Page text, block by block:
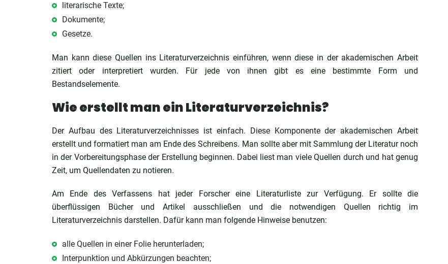
literarische Texte;
Dokumente;
Gesetze.
Man kann diese Quellen ins Literaturverzeichnis einführen, wenn diese in der akademischen Arbeit
zitiert oder interpretiert wurden. Für jede von ihnen gibt es eine bestimmte Form und
Bestandselemente.
Wie erstellt man ein Literaturverzeichnis?
Der Aufbau des Literaturverzeichnisses ist einfach. Diese Komponente der akademischen Arbeit
erstellt und formatiert man am Ende des Schreibens. Man sollte aber mit Sammlung der Literatur noch
in der Vorbereitungsphase der Erstellung beginnen. Dabei liest man viele Quellen durch und hat genug
Zeit, um Quellendaten zu notieren.
Am Ende des Verfassens hat jeder Forscher eine Literaturliste zur Verfügung. Er sollte die
überflüssigen Bücher und Artikel ausschließen und die notwendigen Quellen richtig im
Literaturverzeichnis darstellen. Dafür kann man folgende Hinweise benutzen:
alle Quellen in einer Folie herunterladen;
Interpunktion und Abkürzungen beachten;